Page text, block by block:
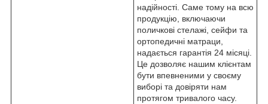
надійності. Саме тому на всю
продукцію, включаючи
поличкові стелажі, сейфи та
ортопедичні матраци,
надається гарантія 24 місяці.
Це дозволяє нашим клієнтам
бути впевненими у своєму
виборі та довіряти нам
протягом тривалого часу.